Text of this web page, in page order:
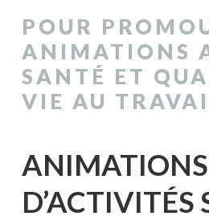
POUR
ANIMATIONS
SANTÉ ET
VIE AU
ANIMATIONS
D’ACTIVITÉS